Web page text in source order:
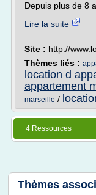
Depuis plus de 8
Lire la suite
Site : http://
Thèmes liés :
location d
appartement
marseille /
4 Ressources
Thèmes